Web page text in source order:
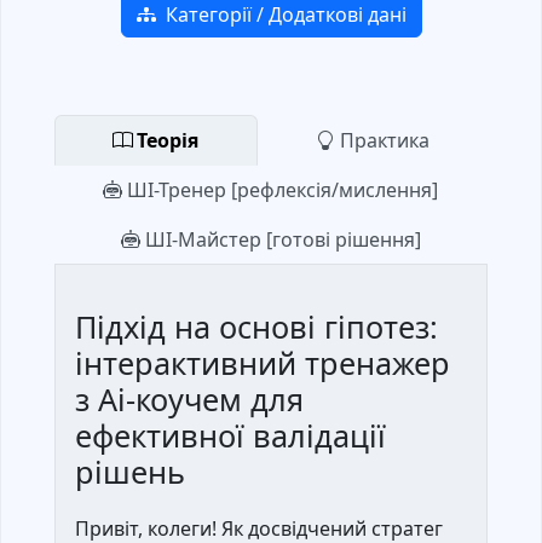
Категорії / Додаткові дані
Теорія
Практика
ШІ-Тренер [рефлексія/мислення]
ШІ-Майстер [готові рішення]
Підхід на основі гіпотез:
інтерактивний тренажер
з Ai-коучем для
ефективної валідації
рішень
Привіт, колеги! Як досвідчений стратег